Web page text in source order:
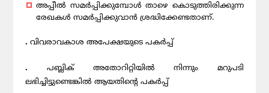
അപ്പീൽ സമർപ്പിക്കുമ്പോൾ താഴെ കൊടുത്തിരിക്കുന്ന
രേഖകൾ സമർപ്പിക്കുവാൻ ശ്രദ്ധിക്കേണ്ടതാണ്.
. വിവരാവകാശ അപേക്ഷയുടെ പകർപ്പ്
. പബ്ലിക് അതോറിറ്റിയിൽ നിന്നും മറുപടി
ലഭിച്ചിട്ടുണ്ടെങ്കിൽ ആയതിന്റെ പകർപ്പ്